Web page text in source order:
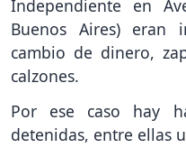
Independiente en
Buenos Aires) eran
cambio de dinero,
calzones.
Por ese caso hay
detenidas, entre ellas